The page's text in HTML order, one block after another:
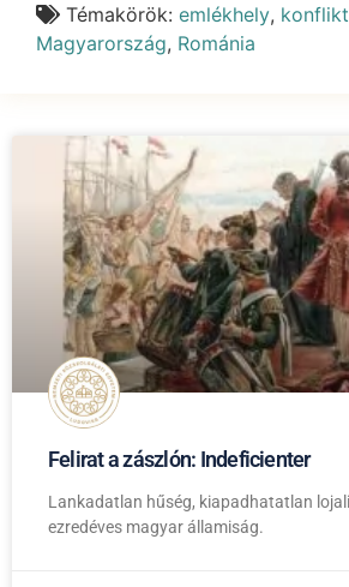
Felirat a zászlón: Indeficienter
Lankadatlan hűség, kiapadhatatlan
ezredéves magyar államiság.
Témakörök: emlékhely,
Magyarország, Románia